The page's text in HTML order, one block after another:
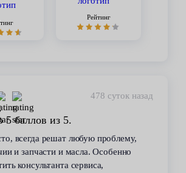
Рейтинг
478 суток назад
5 баллов из 5.
всегда решат любую проблему,
и запчасти и масла. Особенно
консультанта сервиса,